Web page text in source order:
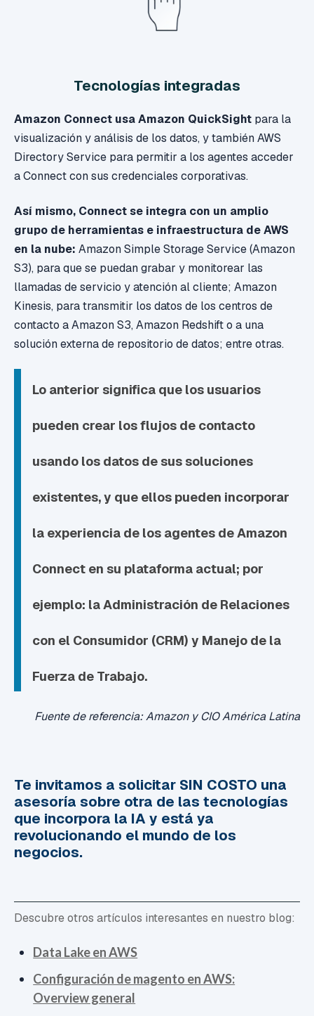
Tecnologías integradas
Amazon Connect usa Amazon QuickSight para la
visualización y análisis de los datos, y también AWS
Directory Service para permitir a los agentes acceder
a Connect con sus credenciales corporativas.
Así mismo, Connect se integra con un amplio
grupo de herramientas e infraestructura de AWS
en la nube: Amazon Simple Storage Service (Amazon
S3), para que se puedan grabar y monitorear las
llamadas de servicio y atención al cliente; Amazon
Kinesis, para transmitir los datos de los centros de
contacto a Amazon S3, Amazon Redshift o a una
solución externa de repositorio de datos; entre otras.
Lo anterior significa que los usuarios
pueden crear los flujos de contacto
usando los datos de sus soluciones
existentes, y que ellos pueden incorporar
la experiencia de los agentes de Amazon
Connect en su plataforma actual; por
ejemplo: la Administración de Relaciones
con el Consumidor (CRM) y Manejo de la
Fuerza de Trabajo.
Fuente de referencia: Amazon y CIO América Latina
Te invitamos a solicitar SIN COSTO una
asesoría sobre otra de las tecnologías
que incorpora la IA y está ya
revolucionando el mundo de los
negocios.
Descubre otros artículos interesantes en nuestro blog:
Data Lake en AWS
Configuración de magento en AWS:
Overview general